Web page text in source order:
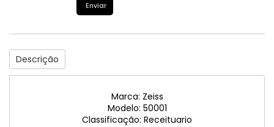
Enviar
Descrição
Marca: Zeiss
Modelo: 50001
Classificação: Receituario